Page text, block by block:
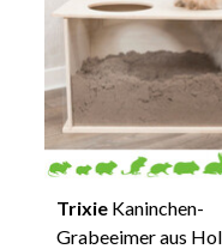
Trixie Kaninchen-
Grabeeimer aus